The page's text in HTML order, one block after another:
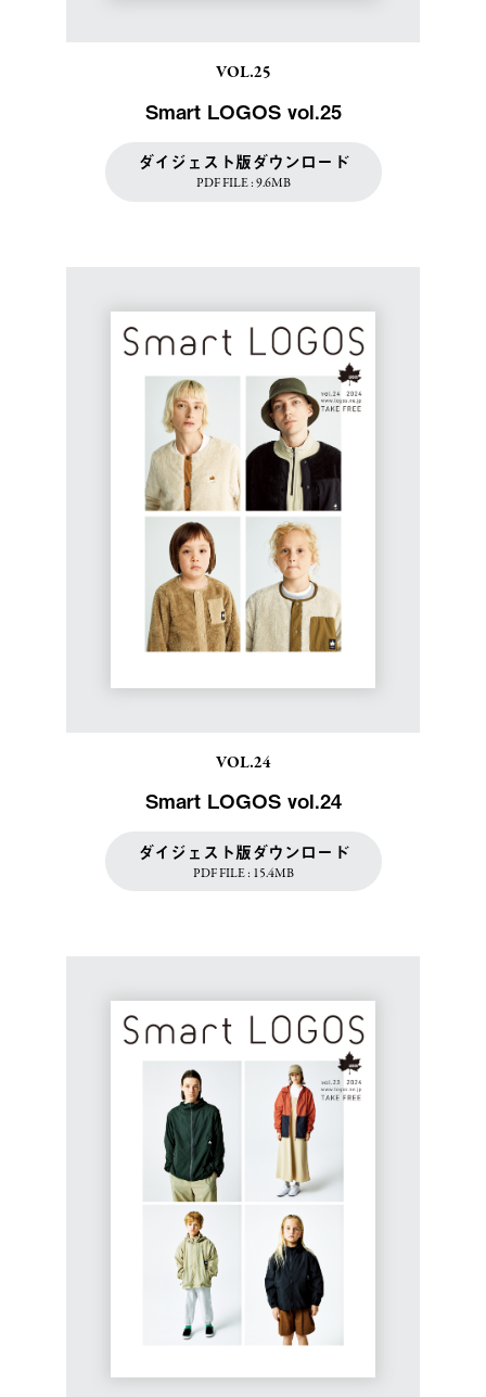
VOL.25
Smart LOGOS vol.25
ダイジェスト版ダウンロード
PDF FILE : 9.6MB
VOL.24
Smart LOGOS vol.24
ダイジェスト版ダウンロード
PDF FILE : 15.4MB